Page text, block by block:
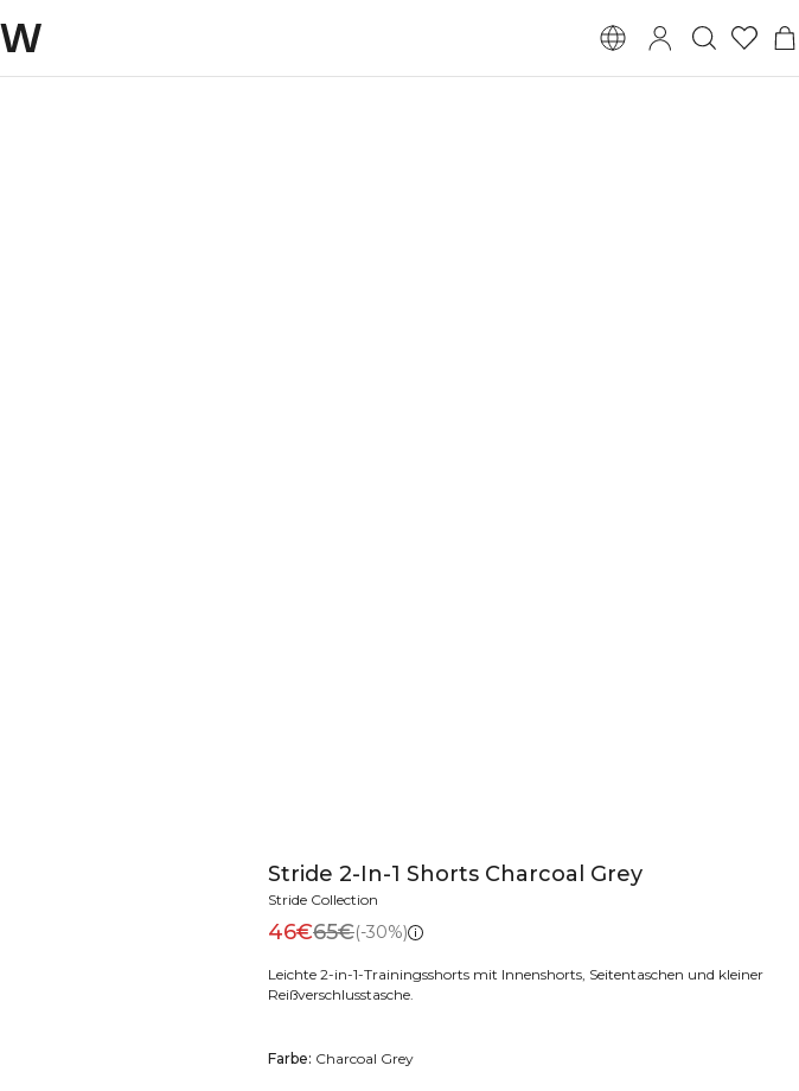
Stride 2-In-1 Shorts Charcoal Grey
Stride Collection
46€65€(-30%)
Leichte 2-in-1-Trainingsshorts mit Innenshorts, Seitentaschen und kleiner
Reißverschlusstasche.
Farbe: Charcoal Grey